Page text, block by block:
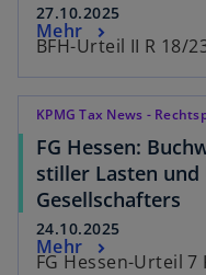
27.10.2025
BFH-Urteil II R 18/
Mehr
KPMG Tax News -
FG Hessen:
stiller Lasten und
Gesellschafters
24.10.2025
FG Hessen-Urteil 7
Mehr